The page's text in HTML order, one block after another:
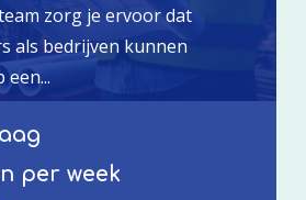
zorg je ervoor dat
als bedrijven kunnen
per week